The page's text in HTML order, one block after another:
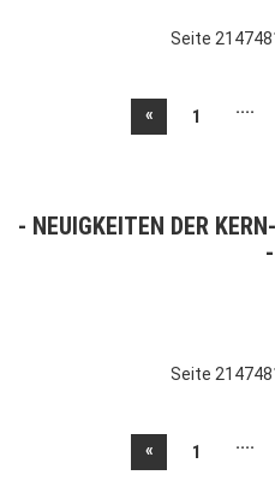
Seite
« 1 ....
NEUIGKEITEN DER
Seite
« 1 ....